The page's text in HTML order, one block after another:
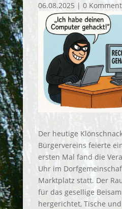
06.08.2025 | 0
Der heutige
Bürgervereins feierte
ersten Mal fand die
Uhr im
Marktplatz statt. Der
für das gesellige
hergerichtet, Tische